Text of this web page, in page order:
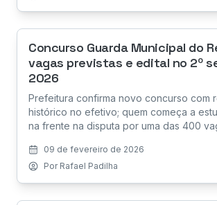
Concurso Guarda Municipal do
vagas previstas e edital no 2º
2026
Prefeitura confirma novo concurso com
histórico no efetivo; quem começa a
na frente na disputa por uma das 400
09 de fevereiro de 2026
Por Rafael Padilha